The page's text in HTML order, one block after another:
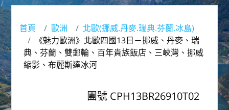
首頁 歐洲
北歐(挪威.丹麥.瑞典.芬蘭.冰島)
《魅力歐洲》北歐四國13日－挪威、丹麥、瑞
典、芬蘭、雙郵輪、百年貴族飯店、三峽灣、挪威
縮影、布麗斯達冰河
團號 CPH13BR26910T02